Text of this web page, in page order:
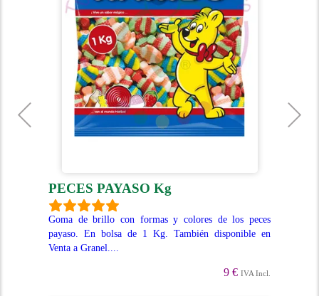
PECES PAYASO Kg
Goma de brillo con formas y colores de los peces
payaso. En bolsa de 1 Kg. También disponible en
Venta a Granel....
9 € IVA Incl.